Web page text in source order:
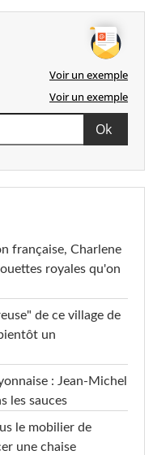
Voir un exemple
Voir un exemple
française, Charlene
royales qu'on
de ce village de
un
: Jean-Michel
les sauces
le mobilier de
une chaise